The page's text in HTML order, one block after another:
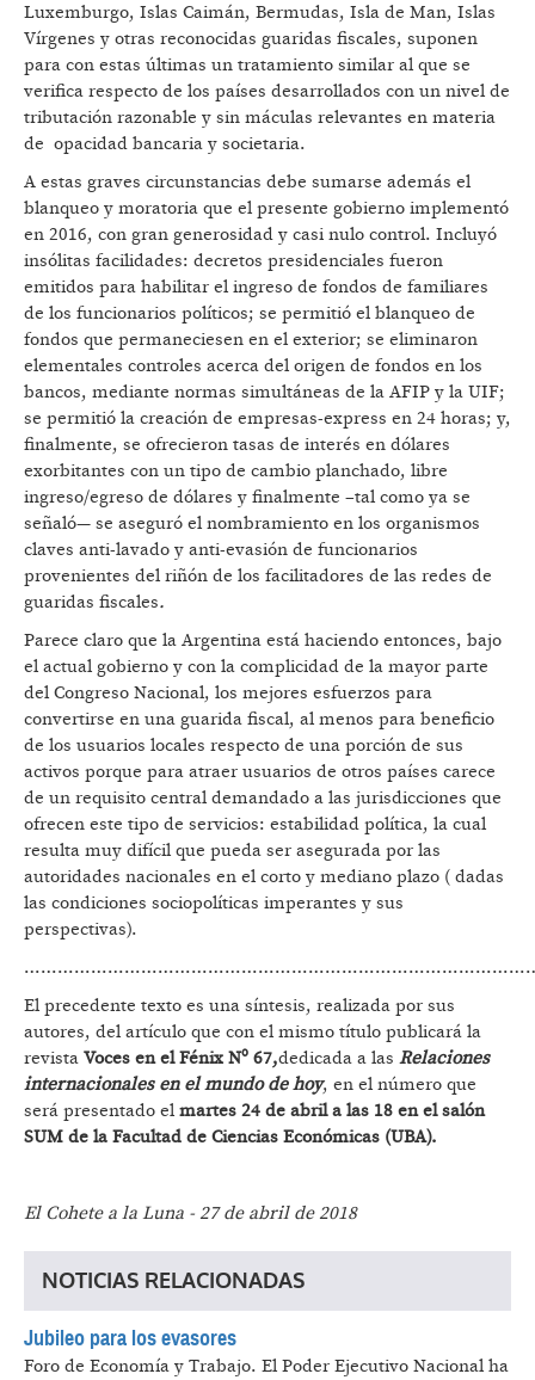
Luxemburgo, Islas Caimán, Bermudas, Isla de Man, Islas
Vírgenes y otras reconocidas guaridas fiscales, suponen
para con estas últimas un tratamiento similar al que se
verifica respecto de los países desarrollados con un nivel de
tributación razonable y sin máculas relevantes en materia
de opacidad bancaria y societaria.
A estas graves circunstancias debe sumarse además el
blanqueo y moratoria que el presente gobierno implementó
en 2016, con gran generosidad y casi nulo control. Incluyó
insólitas facilidades: decretos presidenciales fueron
emitidos para habilitar el ingreso de fondos de familiares
de los funcionarios políticos; se permitió el blanqueo de
fondos que permaneciesen en el exterior; se eliminaron
elementales controles acerca del origen de fondos en los
bancos, mediante normas simultáneas de la AFIP y la UIF;
se permitió la creación de empresas-express en 24 horas; y,
finalmente, se ofrecieron tasas de interés en dólares
exorbitantes con un tipo de cambio planchado, libre
ingreso/egreso de dólares y finalmente –tal como ya se
señaló— se aseguró el nombramiento en los organismos
claves anti-lavado y anti-evasión de funcionarios
provenientes del riñón de los facilitadores de las redes de
guaridas fiscales.
Parece claro que la Argentina está haciendo entonces, bajo
el actual gobierno y con la complicidad de la mayor parte
del Congreso Nacional, los mejores esfuerzos para
convertirse en una guarida fiscal, al menos para beneficio
de los usuarios locales respecto de una porción de sus
activos porque para atraer usuarios de otros países carece
de un requisito central demandado a las jurisdicciones que
ofrecen este tipo de servicios: estabilidad política, la cual
resulta muy difícil que pueda ser asegurada por las
autoridades nacionales en el corto y mediano plazo ( dadas
las condiciones sociopolíticas imperantes y sus
perspectivas).
El precedente texto es una síntesis, realizada por sus
autores, del artículo que con el mismo título publicará la
revista Voces en el Fénix Nº 67,dedicada a las Relaciones
internacionales en el mundo de hoy, en el número que
será presentado el martes 24 de abril a las 18 en el salón
SUM de la Facultad de Ciencias Económicas (UBA).
El Cohete a la Luna - 27 de abril de 2018
NOTICIAS RELACIONADAS
Jubileo para los evasores
Foro de Economía y Trabajo. El Poder Ejecutivo Nacional ha